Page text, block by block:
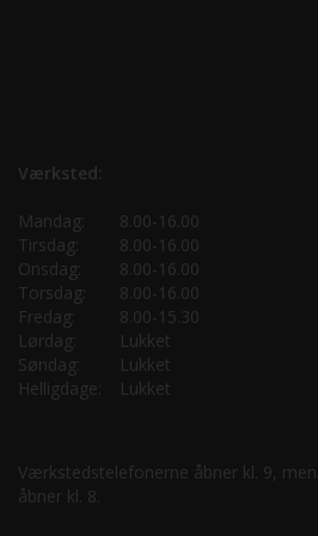
Værksted:
Mandag:
8.00-16.00
Tirsdag:
8.00-16.00
Onsdag:
8.00-16.00
Torsdag:
8.00-16.00
Fredag:
8.00-15.30
Lørdag:
Lukket
Søndag:
Lukket
Helligdage:
Lukket
Værkstedstelefonerne åbner kl. 9,
åbner kl. 8.